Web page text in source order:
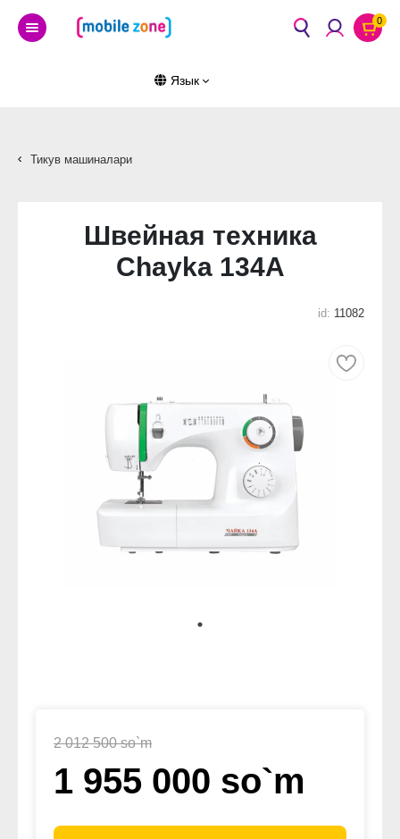
0
Язык
Тикув машиналари
Швейная техника
Chayka 134A
id: 11082
2 012 500 so`m
1 955 000 so`m